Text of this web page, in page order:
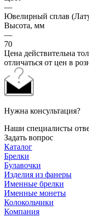
—
Ювелирный сплав
Высота, мм
—
70
Цена действительна
отличаться от цен в
Нужна консультация?
Наши специалисты
Задать вопрос
Каталог
Брелки
Булавочки
Изделия из фанеры
Именные брелки
Именные монеты
Колокольчики
Компания